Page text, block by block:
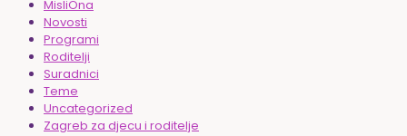
MisliOna
Novosti
Programi
Roditelji
Suradnici
Teme
Uncategorized
Zagreb za djecu i roditelje